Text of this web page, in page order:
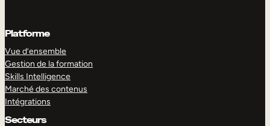
Platforme
Vue d’ensemble
Gestion de la formation
Skills Intelligence
Marché des contenus
Intégrations
Secteurs